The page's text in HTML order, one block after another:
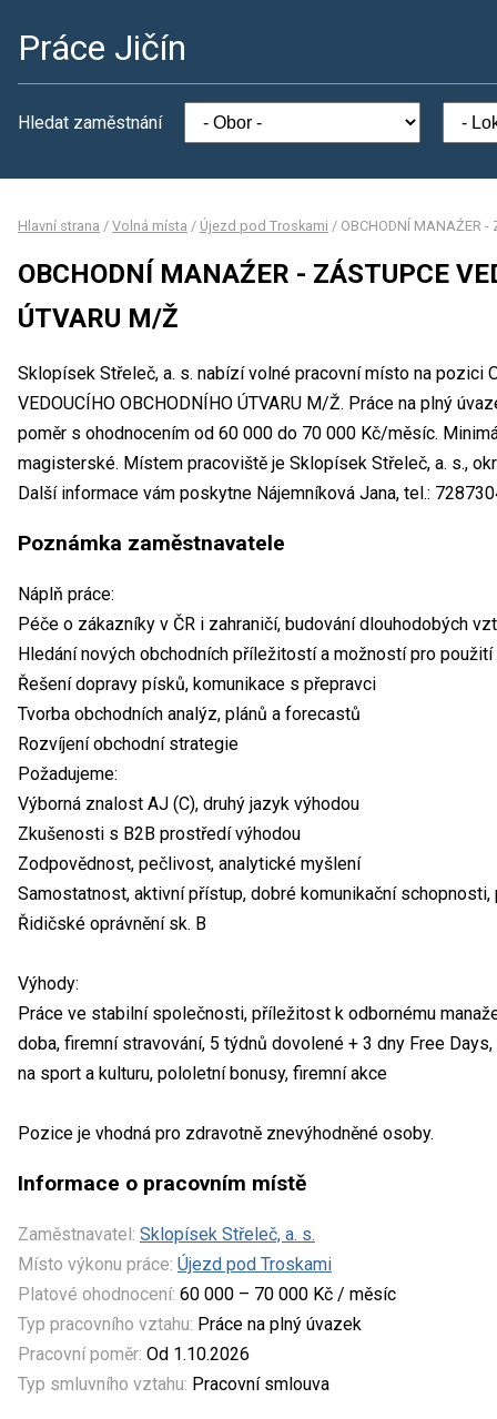
Práce Jičín
Hledat zaměstnání
Hlavní strana / Volná místa / Újezd pod Troskami / OBCHODNÍ MANAŹER -
OBCHODNÍ MANAŹER - ZÁSTUPCE
ÚTVARU M/Ž
Sklopísek Střeleč, a. s. nabízí volné pracovní místo na pozici
VEDOUCÍHO OBCHODNÍHO ÚTVARU M/Ž. Práce na plný
poměr s ohodnocením od 60 000 do 70 000 Kč/měsíc.
magisterské. Místem pracoviště je Sklopísek Střeleč, a. s.,
Další informace vám poskytne Nájemníková Jana, tel.:
Poznámka zaměstnavatele
Náplň práce:
Péče o zákazníky v ČR i zahraničí, budování dlouhodobých
Hledání nových obchodních příležitostí a možností pro
Řešení dopravy písků, komunikace s přepravci
Tvorba obchodních analýz, plánů a forecastů
Rozvíjení obchodní strategie
Požadujeme:
Výborná znalost AJ (C), druhý jazyk výhodou
Zkušenosti s B2B prostředí výhodou
Zodpovědnost, pečlivost, analytické myšlení
Samostatnost, aktivní přístup, dobré komunikační
Řidičské oprávnění sk. B
Výhody:
Práce ve stabilní společnosti, příležitost k odbornému
doba, firemní stravování, 5 týdnů dovolené + 3 dny Free
na sport a kulturu, pololetní bonusy, firemní akce
Pozice je vhodná pro zdravotně znevýhodněné osoby.
Informace o pracovním místě
Zaměstnavatel: Sklopísek Střeleč, a. s.
Místo výkonu práce: Újezd pod Troskami
Platové ohodnocení: 60 000 – 70 000 Kč / měsíc
Typ pracovního vztahu: Práce na plný úvazek
Pracovní poměr: Od 1.10.2026
Typ smluvního vztahu: Pracovní smlouva